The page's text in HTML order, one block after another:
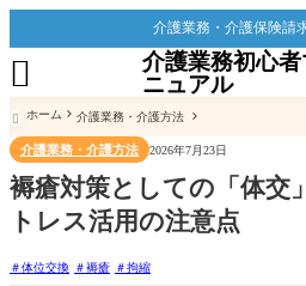
介護業務・介護保険請
介護業務初心者
ニュアル

 ホーム 介護業務・介護方法
介護業務・介護方法 2026年7月23日
褥瘡対策としての「体交
トレス活用の注意点
体位交換 褥瘡 拘縮